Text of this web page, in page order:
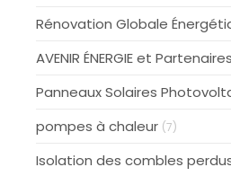
Rénovation Globale
AVENIR ÉNERGIE et Partenaires
Panneaux Solaires
pompes à chaleur (7)
Isolation des combles